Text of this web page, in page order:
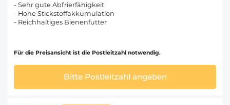
- Sehr gute Abfrierfähigkeit
- Hohe Stickstoffakkumulation
- Reichhaltiges Bienenfutter
Für die Preisansicht ist die Postleitzahl notwendig.
Bitte Postleitzahl angeben